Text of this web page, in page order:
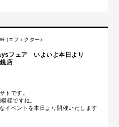
(エフェクター)
フェア いよいよ本日より
店
トです。
様ですね。
イベントを本日より開催いたします